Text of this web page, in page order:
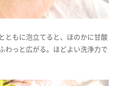
ともに泡立てると、ほのかに甘酸
わっと広がる。ほどよい洗浄力で